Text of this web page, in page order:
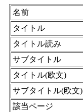
名前
タイトル
タイトル読み
サブタイトル
タイトル(欧文)
サブタイトル(欧文)
該当ページ